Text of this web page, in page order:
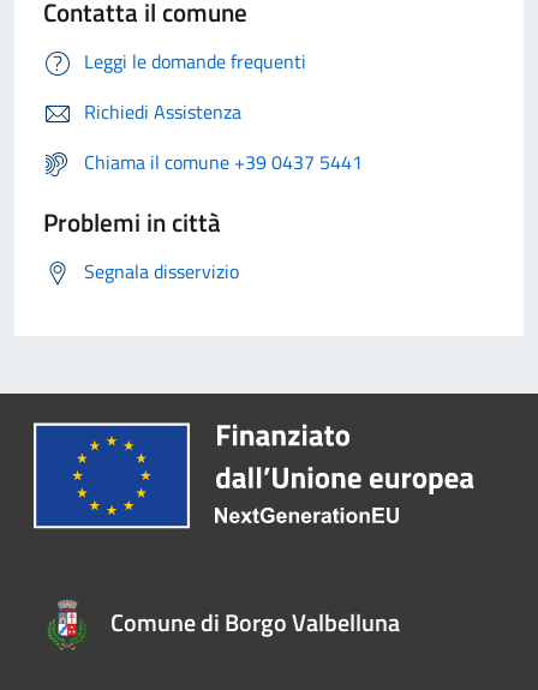
Contatta il comune
Leggi le domande frequenti
Richiedi Assistenza
Chiama il comune +39 0437 5441
Problemi in città
Segnala disservizio
Comune di Borgo Valbelluna